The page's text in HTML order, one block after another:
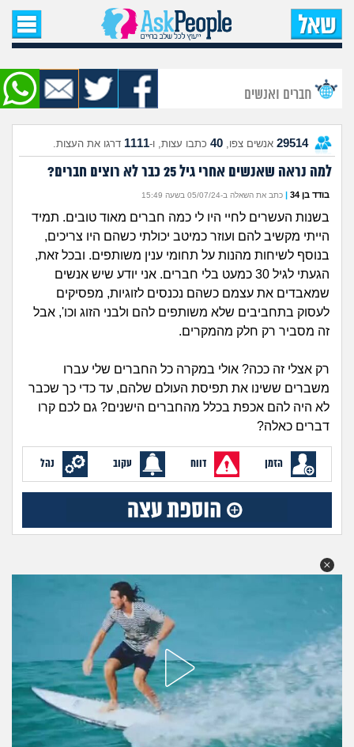
עמוד הבית
שאל שאלה
שאלות חדשות
שאלות שעוררו עניין
עצות חדשות
מה קורה כאן?
מתחם הטיפים
מדורים
היריון ולידה
מתבגרים
מהבקו"ם... ועד מתי?!
עבודה וקריירה
חברים ואנשים
בית, שכנים ושותפים
מה שעובר עליי
הרשמה | התחברות
חברים ואנשים
29514 אנשים צפו, 40 כתבו עצות, ו-1111 דרגו את העצות.
למה נראה שאנשים אחרי גיל 25 כבר לא רוצים חברים?
בודד בן 34 | כתב את השאלה ב-05/07/24 בשעה 15:49
בשנות העשרים לחיי היו לי כמה חברים מאוד טובים. תמיד
הייתי מקשיב להם ועוזר כמיטב יכולתי כשהם היו צריכים,
בנוסף לשיחות מהנות על תחומי ענין משותפים. ובכל זאת,
הגעתי לגיל 30 כמעט בלי חברים. אני יודע שיש אנשים
שמאבדים את עצמם כשהם נכנסים לזוגיות, מפסיקים
לעסוק בתחביבים שלא משותפים להם ולבני הזוג וכו', אבל
זה מסביר רק חלק מהמקרים.
רק אצלי זה ככה? אולי במקרה כל החברים שלי עברו
משברים ששינו את תפיסת העולם שלהם, עד כדי כך שכבר
לא היה להם אכפת בכלל מהחברים הישנים? גם לכם קרו
דברים כאלה?
הזמן דווח עקוב נהל